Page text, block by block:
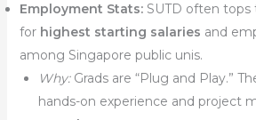
Employment Stats:SUTD often tops
for highest starting salaries and
among Singapore public unis.
Why:Grads are “Plug and Play.”
hands-on experience and project